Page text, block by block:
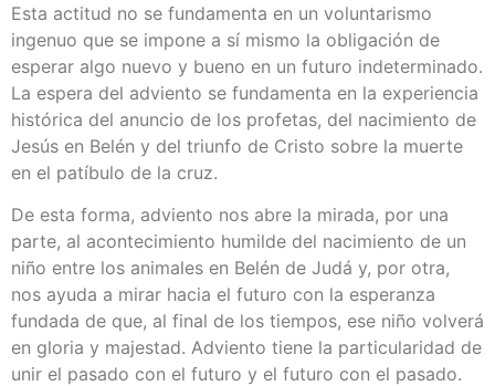
Esta actitud no se fundamenta en un voluntarismo
ingenuo que se impone a sí mismo la obligación de
esperar algo nuevo y bueno en un futuro indeterminado.
La espera del adviento se fundamenta en la experiencia
histórica del anuncio de los profetas, del nacimiento de
Jesús en Belén y del triunfo de Cristo sobre la muerte
en el patíbulo de la cruz.
De esta forma, adviento nos abre la mirada, por una
parte, al acontecimiento humilde del nacimiento de un
niño entre los animales en Belén de Judá y, por otra,
nos ayuda a mirar hacia el futuro con la esperanza
fundada de que, al final de los tiempos, ese niño volverá
en gloria y majestad. Adviento tiene la particularidad de
unir el pasado con el futuro y el futuro con el pasado.